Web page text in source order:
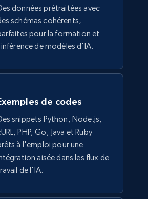
données prétraitées avec
schémas cohérents,
pour la formation et
de modèles d'IA.
de codes
snippets Python, Node.js,
PHP, Go, Java et Ruby
à l'emploi pour une
aisée dans les flux de
de l'IA.